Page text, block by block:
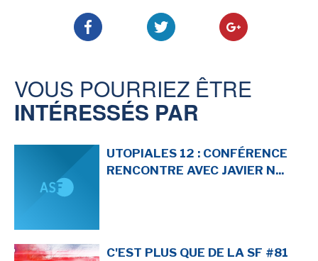
VOUS POURRIEZ ÊTRE
INTÉRESSÉS PAR
UTOPIALES 12 : CONFÉRENCE
RENCONTRE AVEC JAVIER N...
C'EST PLUS QUE DE LA SF #81